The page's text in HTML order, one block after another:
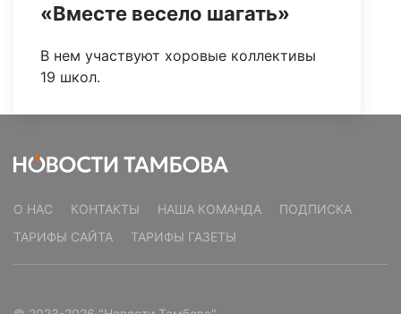
«Вместе весело шагать»
В нем участвуют хоровые коллективы
19 школ.
О НАС КОНТАКТЫ НАША КОМАНДА
ПОДПИСКА
ТАРИФЫ САЙТА
ТАРИФЫ ГАЗЕТЫ